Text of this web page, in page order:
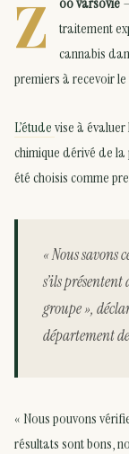
Z
traitement
cannabis
premiers à recevoir
L’étudevise à
chimique dérivé de
été choisis comme
« Nous savons
s’ils
groupe »,
département
« Nous pouvons
résultats sont bons,